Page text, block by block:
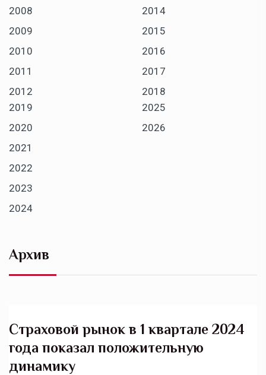
2008
2009
2010
2011
2012
2014
2015
2016
2017
2018
2019
2020
2021
2022
2023
2024
2025
2026
Архив
Страховой рынок в 1 квартале 2024
года показал положительную
динамику